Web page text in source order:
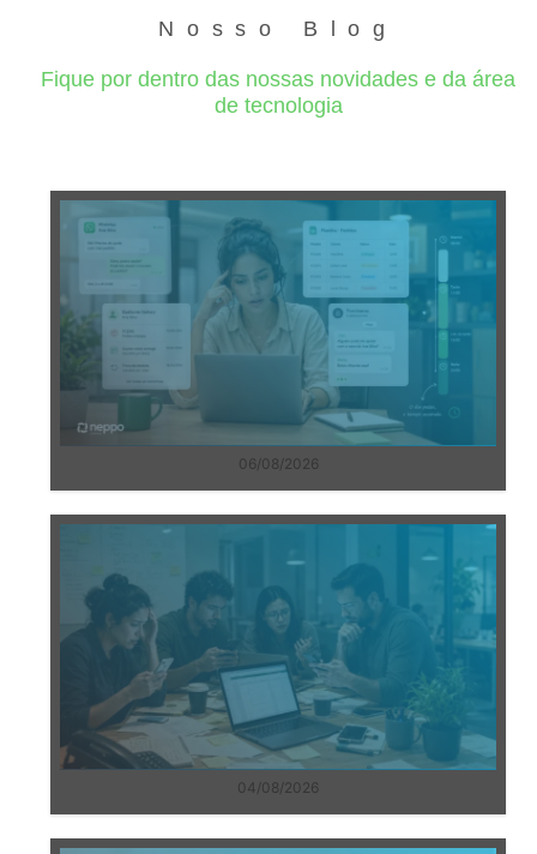
Nosso Blog
Fique por dentro das nossas novidades e da área
de tecnologia
06/08/2026
04/08/2026